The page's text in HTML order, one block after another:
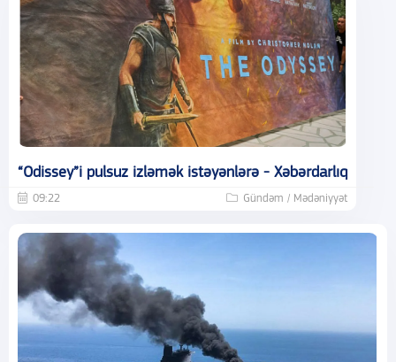
“Odissey”i pulsuz izləmək istəyənlərə - Xəbərdarlıq
09:22 Gündəm / Mədəniyyət